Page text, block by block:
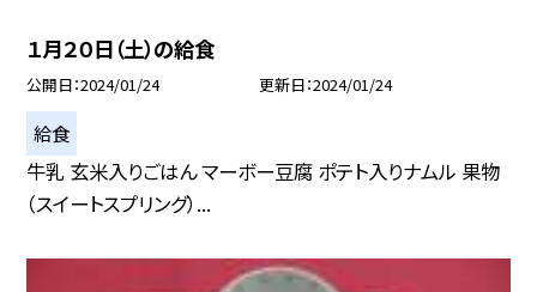
１月２０日（土）の給食
公開日 2024/01/24 更新日 2024/01/24
給食
牛乳 玄米入りごはん マーボー豆腐 ポテト入りナムル 果物
（スイートスプリング）...